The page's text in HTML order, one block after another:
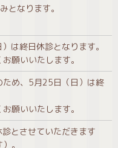
となります。
は終日休診となります。
願いいたします。
ため、5月25日（日）は終
願いいたします。
とさせていただきます
。